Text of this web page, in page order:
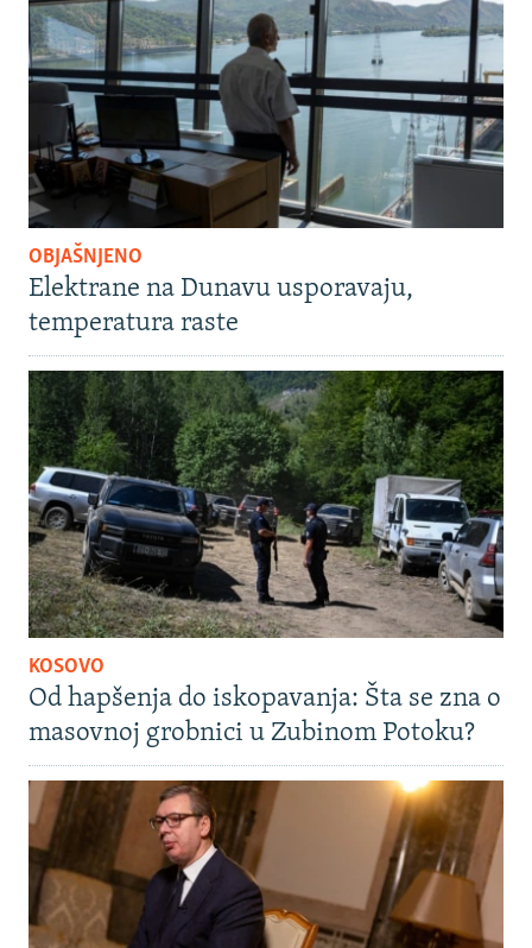
OBJAŠNJENO
Elektrane na Dunavu usporavaju,
temperatura raste
KOSOVO
Od hapšenja do iskopavanja: Šta se zna o
masovnoj grobnici u Zubinom Potoku?